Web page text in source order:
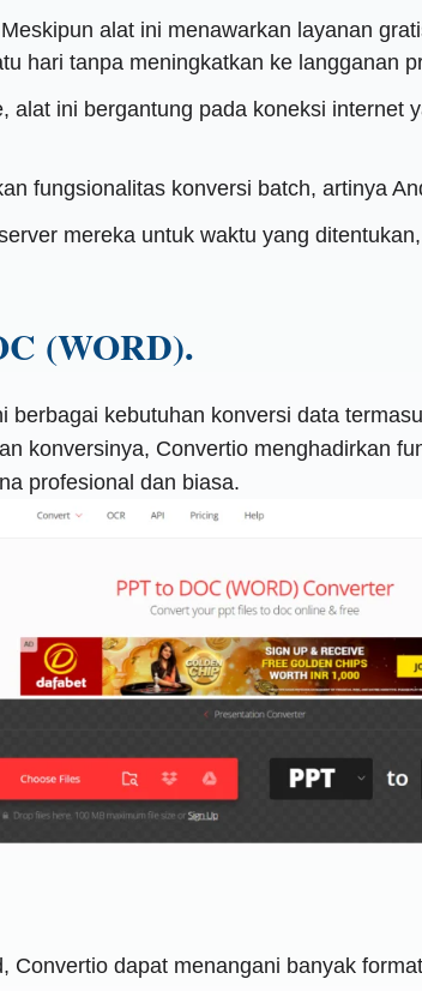
alat ini menawarkan layanan
hari tanpa meningkatkan ke langganan
alat ini bergantung pada koneksi internet
fungsionalitas konversi batch, artinya
mereka untuk waktu yang
(WORD).
kebutuhan konversi data
konversinya, Convertio menghadirkan
profesional dan biasa.
Convertio dapat menangani banyak